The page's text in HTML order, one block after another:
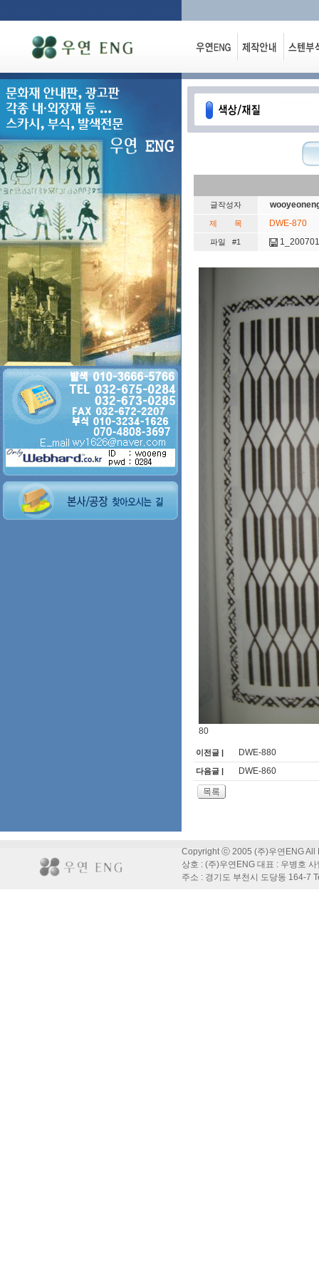
글작성자
제 목 DWE-870
파일 #1
80
이전글 | DWE-880
다음글 | DWE-860
Copyright ⓒ 2005 (주)우연ENG
상호 : (주)우연ENG 대표 : 우병호
주소 : 경기도 부천시 도당동 164-7